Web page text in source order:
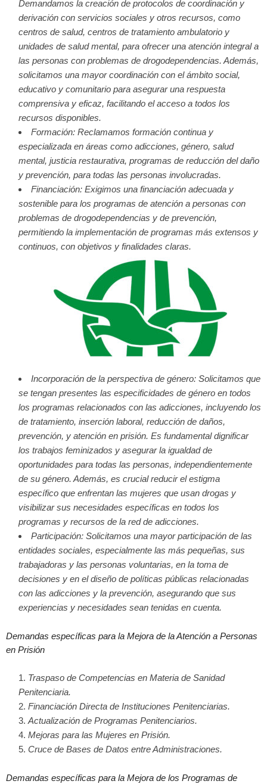
Demandamos la creación de protocolos de coordinación y
derivación con servicios sociales y otros recursos, como
centros de salud, centros de tratamiento ambulatorio y
unidades de salud mental, para ofrecer una atención integral a
las personas con problemas de drogodependencias. Además,
solicitamos una mayor coordinación con el ámbito social,
educativo y comunitario para asegurar una respuesta
comprensiva y eficaz, facilitando el acceso a todos los
recursos disponibles.
Formación: Reclamamos formación continua y
especializada en áreas como adicciones, género, salud
mental, justicia restaurativa, programas de reducción del daño
y prevención, para todas las personas involucradas.
Financiación: Exigimos una financiación adecuada y
sostenible para los programas de atención a personas con
problemas de drogodependencias y de prevención,
permitiendo la implementación de programas más extensos y
continuos, con objetivos y finalidades claras.
Incorporación de la perspectiva de género: Solicitamos que
se tengan presentes las especificidades de género en todos
los programas relacionados con las adicciones, incluyendo los
de tratamiento, inserción laboral, reducción de daños,
prevención, y atención en prisión. Es fundamental dignificar
los trabajos feminizados y asegurar la igualdad de
oportunidades para todas las personas, independientemente
de su género. Además, es crucial reducir el estigma
específico que enfrentan las mujeres que usan drogas y
visibilizar sus necesidades específicas en todos los
programas y recursos de la red de adicciones.
Participación: Solicitamos una mayor participación de las
entidades sociales, especialmente las más pequeñas, sus
trabajadoras y las personas voluntarias, en la toma de
decisiones y en el diseño de políticas públicas relacionadas
con las adicciones y la prevención, asegurando que sus
experiencias y necesidades sean tenidas en cuenta.
Demandas específicas para la Mejora de la Atención a Personas
en Prisión
Traspaso de Competencias en Materia de Sanidad
Penitenciaria.
Financiación Directa de Instituciones Penitenciarias.
Actualización de Programas Penitenciarios.
Mejoras para las Mujeres en Prisión.
Cruce de Bases de Datos entre Administraciones.
Demandas específicas para la Mejora de los Programas de